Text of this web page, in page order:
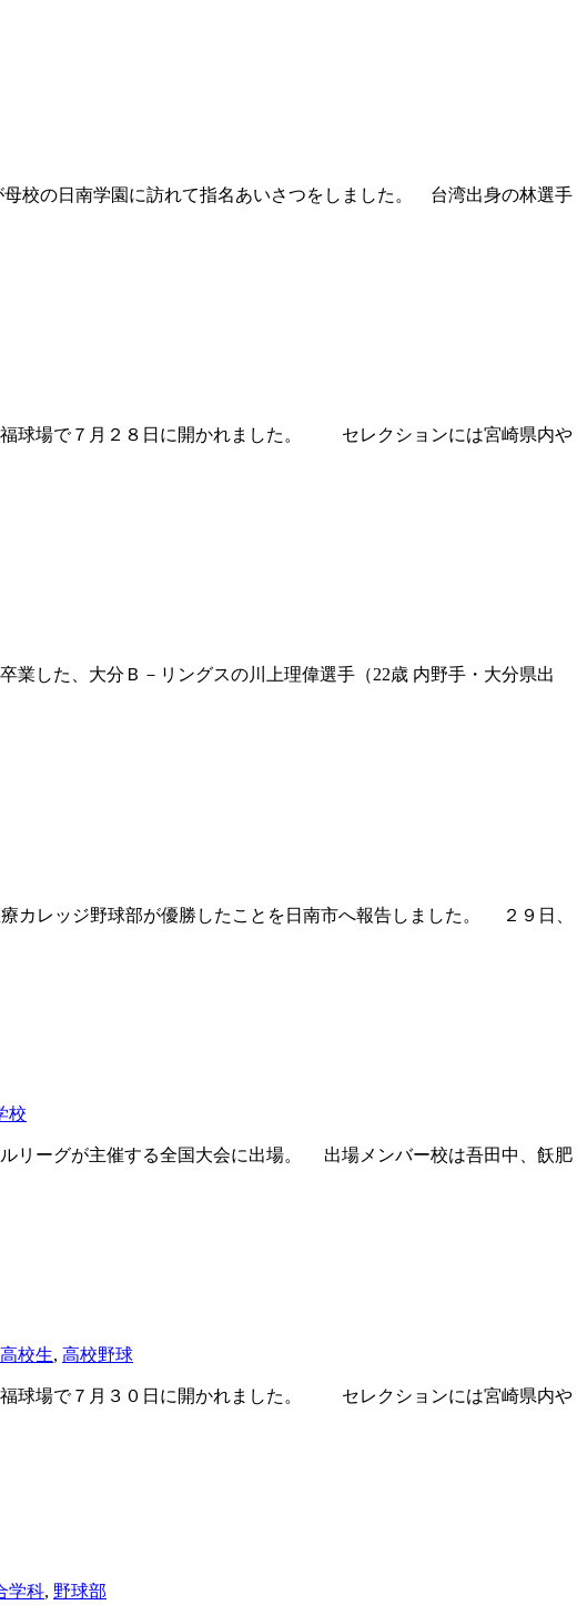
校の日南学園に訪れて指名あいさつをしました。 台湾出身の林選手
福球場で７月２８日に開かれました。 セレクションには宮崎県内や
した、大分Ｂ－リングスの川上理偉選手（22歳 内野手・大分県出
カレッジ野球部が優勝したことを日南市へ報告しました。 ２９日、
校
リーグが主催する全国大会に出場。 出場メンバー校は吾田中、飫肥
高校生, 高校野球
福球場で７月３０日に開かれました。 セレクションには宮崎県内や
学科, 野球部